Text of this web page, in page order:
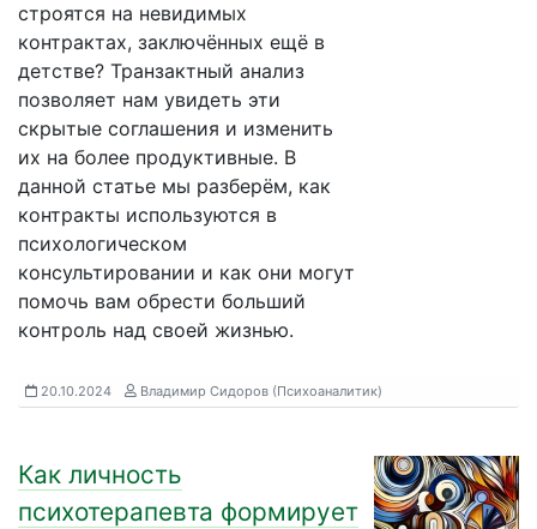
строятся на невидимых
контрактах, заключённых ещё в
детстве? Транзактный анализ
позволяет нам увидеть эти
скрытые соглашения и изменить
их на более продуктивные. В
данной статье мы разберём, как
контракты используются в
психологическом
консультировании и как они могут
помочь вам обрести больший
контроль над своей жизнью.
20.10.2024 Владимир Сидоров (Психоаналитик)
Как личность
психотерапевта формирует